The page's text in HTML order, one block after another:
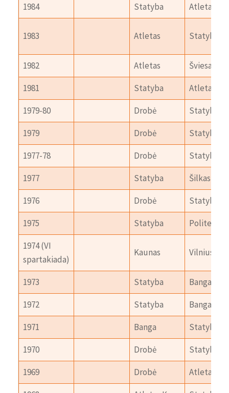
1984
Statyba Atletas
1983 Atletas Statyba
1982 Atletas
Šviesa V.
1981
Statyba
Atletas
1979-80
Drobė
Statyba
1979
Drobė
Statyba
1977-78
Drobė
Statyba
1977
Statyba
Šilkas
1976
Drobė
Statyba
1975
Statyba
1974 (VI
spartakiada)
Kaunas Vilnius
1973 Statyba
Banga
1972
Statyba
Banga
1971
Banga
Statyba
1970
Drobė
Statyba
1969
Drobė
Atletas